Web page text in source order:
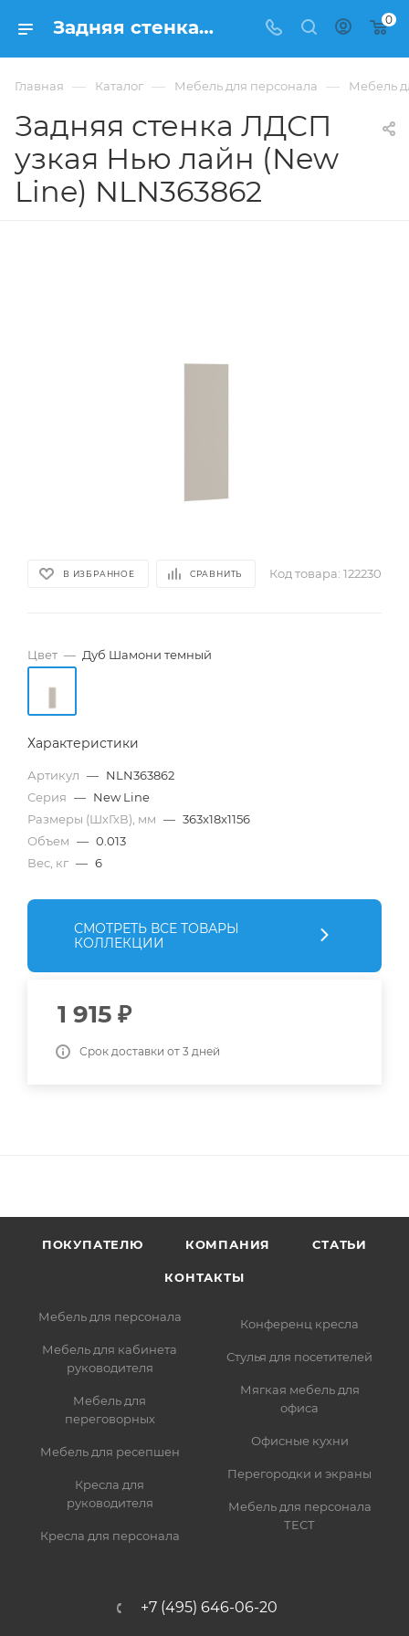
Задняя стенка ЛДСП узкая Нью лайн (New Line) NLN363862 купить в Москве, цена 1 915 ₽. - интернет-магазин ФРАНКОМ 0
Главная — Каталог — Мебель для персонала — Мебель
Задняя стенка ЛДСП
узкая Нью лайн (New
Line) NLN363862
В ИЗБРАННОЕ СРАВНИТЬ Код товара: 122230
Цвет — Дуб Шамони темный
Характеристики
Артикул — NLN363862
Серия — New Line
Размеры (ШхГхВ), мм — 363x18x1156
Объем — 0.013
Вес, кг — 6
СМОТРЕТЬ ВСЕ ТОВАРЫ
КОЛЛЕКЦИИ
1 915 ₽
Срок доставки от 3 дней
ПОКУПАТЕЛЮ КОМПАНИЯ СТАТЬИ
КОНТАКТЫ
Мебель для персонала
Мебель для кабинета
руководителя
Мебель для
переговорных
Мебель для ресепшен
Кресла для
руководителя
Кресла для персонала
Конференц кресла
Стулья для посетителей
Мягкая мебель для
офиса
Офисные кухни
Перегородки и экраны
Мебель для персонала
ТЕСТ
+7 (495) 646-06-20